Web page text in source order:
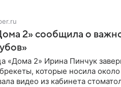
2» сообщила о
«Дома 2» Ирина Пинчук
которые носила
видео из кабинета